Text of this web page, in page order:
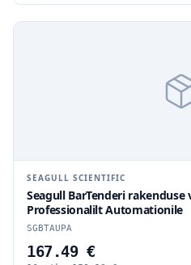
SEAGULL SCIENTIFIC
Seagull BarTenderi
Professionalilt Automationile
SGBTAUPA
167.49 €